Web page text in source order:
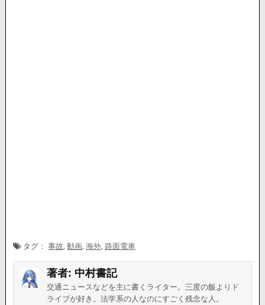
タグ：事故,動画,海外, 路面電車
著者: 中村書記
交通ニュースなどを主に書くライター。三度の飯よりド
ライブが好き。法学系の人なのにすごく残念な人。